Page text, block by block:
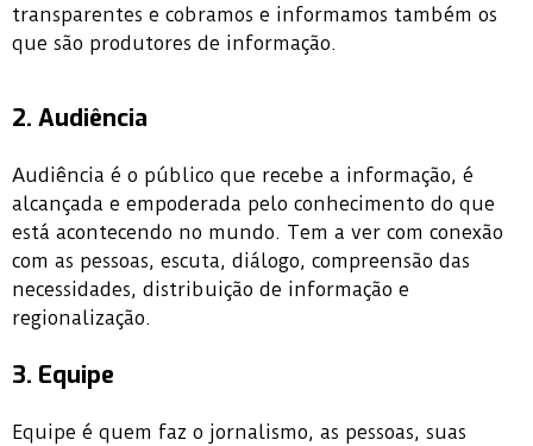
transparentes e cobramos e informamos também os
que são produtores de informação.
2. Audiência
Audiência é o público que recebe a informação, é
alcançada e empoderada pelo conhecimento do que
está acontecendo no mundo. Tem a ver com conexão
com as pessoas, escuta, diálogo, compreensão das
necessidades, distribuição de informação e
regionalização.
3. Equipe
Equipe é quem faz o jornalismo, as pessoas, suas